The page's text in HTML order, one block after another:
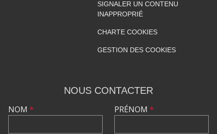
SIGNALER UN CONTENU
INAPPROPRIÉ
CHARTE COOKIES
GESTION DES COOKIES
NOUS CONTACTER
NOM * PRÉNOM *